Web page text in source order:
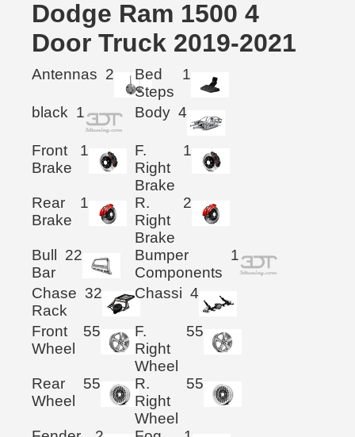
Dodge Ram 1500 4
Door Truck 2019-2021
Antennas 2
Bed
Steps
1
black 1 Body 4
Front
Brake
1
F.
Right
Brake
1
Rear
Brake
1
R.
Right
Brake
2
Bull
Bar
22
Bumper
Components
1
Chase
Rack
32 Chassi 4
Front
Wheel
55
F.
Right
Wheel
55
Rear
Wheel
55
R.
Right
Wheel
55